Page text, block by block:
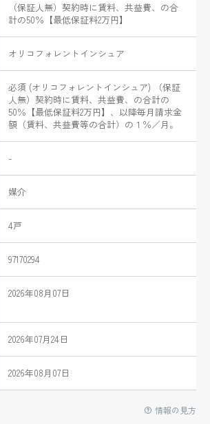
（保証人無）契約時に賃料、共益費、の合
計の50％【最低保証料2万円】
オリコフォレントインシュア
必須 (オリコフォレントインシュア) （保証
人無）契約時に賃料、共益費、の合計の
50％【最低保証料2万円】、以降毎月請求金
額（賃料、共益費等の合計）の１％／月。
-
媒介
4戸
97170294
2026年08月07日
2026年07月24日
2026年08月07日
情報の見方